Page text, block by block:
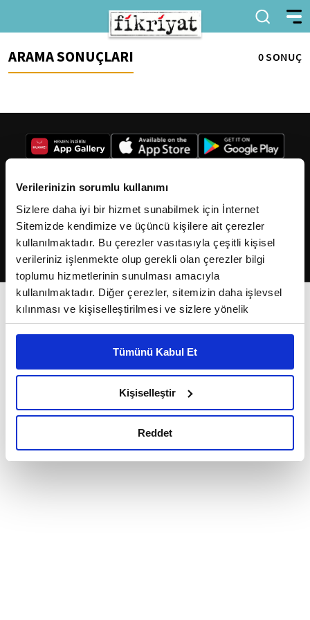
Verilerinizin sorumlu kullanımı
Sizlere daha iyi bir hizmet sunabilmek için İnternet
Sitemizde kendimize ve üçüncü kişilere ait çerezler
kullanılmaktadır. Bu çerezler vasıtasıyla çeşitli kişisel
verileriniz işlenmekte olup gerekli olan çerezler bilgi
toplumu hizmetlerinin sunulması amacıyla
kullanılmaktadır. Diğer çerezler, sitemizin daha işlevsel
kılınması ve kişiselleştirilmesi ve sizlere yönelik
reklam/pazarlama faaliyetlerinin yapılması, amaçlarıyla
Çerezlere ilişkin tercihlerinizi çerez paneli vasıtasıyla
belirleyebilirsiniz. Çerezlere ilişkin detaylı bilgi için
Ayarlar butonuna tıklayabilir,Çerez Bilgilendirme
Metnimizi ziyaret edebilirsiniz.
okumak ve sitemizi ziyaretiniz kapsamında
Tümünü Kabul Et
Kişiselleştir
Reddet
ARAMA SONUÇLARI 0 SONUÇ
2026Fikriyat. Tüm hakları saklıdır.